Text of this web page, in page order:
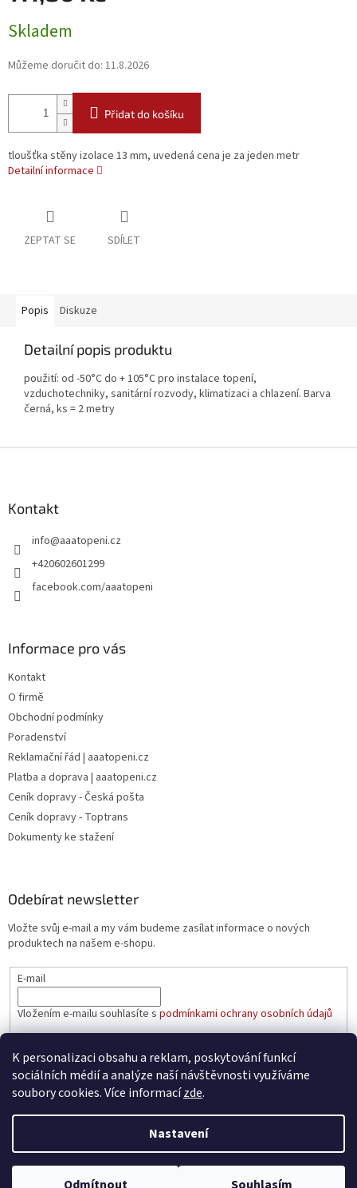
K personalizaci obsahu a reklam, poskytování funkcí
sociálních médií a analýze naší návštěvnosti využíváme
soubory cookies. Více informacízde.
Nastavení
cena:
Skladem
Můžeme doručit do: 11.8.2026
Přidat do košíku
tloušťka stěny izolace 13 mm, uvedená cena je za jeden metr
Detailní informace
ZEPTAT SE SDÍLET
Popis Diskuze
Detailní popis produktu
použití: od -50°C do + 105°C pro instalace topení,
vzduchotechniky, sanitární rozvody, klimatizaci a chlazení. Barva
černá, ks = 2 metry
Kontakt
info@aaatopeni.cz
+420602601299
facebook.com/aaatopeni
Informace pro vás
Kontakt
O firmě
Obchodní podmínky
Poradenství
Reklamační řád | aaatopeni.cz
Platba a doprava | aaatopeni.cz
Ceník dopravy - Česká pošta
Ceník dopravy - Toptrans
Dokumenty ke stažení
Odebírat newsletter
Vložte svůj e-mail a my vám budeme zasílat informace o nových
produktech na našem e-shopu.
E-mail
Vložením e-mailu souhlasíte s podmínkami ochrany osobních údajů
PŘIHLÁSIT SE
Copyright 2026aaatopeni.cz. Všechna práva vyhrazena.Upravit